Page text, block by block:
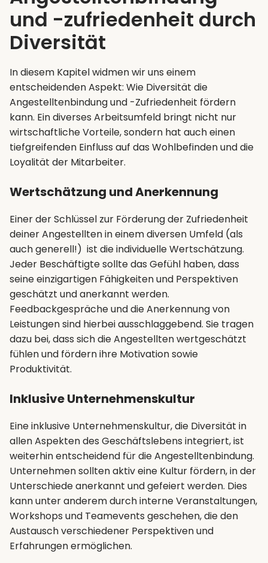
und -zufriedenheit durch
Diversität
In diesem Kapitel widmen wir uns einem
entscheidenden Aspekt: Wie Diversität die
Angestelltenbindung und -Zufriedenheit fördern
kann. Ein diverses Arbeitsumfeld bringt nicht nur
wirtschaftliche Vorteile, sondern hat auch einen
tiefgreifenden Einfluss auf das Wohlbefinden und die
Loyalität der Mitarbeiter.
Wertschätzung und Anerkennung
Einer der Schlüssel zur Förderung der Zufriedenheit
deiner Angestellten in einem diversen Umfeld (als
auch generell!) ist die individuelle Wertschätzung.
Jeder Beschäftigte sollte das Gefühl haben, dass
seine einzigartigen Fähigkeiten und Perspektiven
geschätzt und anerkannt werden.
Feedbackgespräche und die Anerkennung von
Leistungen sind hierbei ausschlaggebend. Sie tragen
dazu bei, dass sich die Angestellten wertgeschätzt
fühlen und fördern ihre Motivation sowie
Produktivität.
Inklusive Unternehmenskultur
Eine inklusive Unternehmenskultur, die Diversität in
allen Aspekten des Geschäftslebens integriert, ist
weiterhin entscheidend für die Angestelltenbindung.
Unternehmen sollten aktiv eine Kultur fördern, in der
Unterschiede anerkannt und gefeiert werden. Dies
kann unter anderem durch interne Veranstaltungen,
Workshops und Teamevents geschehen, die den
Austausch verschiedener Perspektiven und
Erfahrungen ermöglichen.